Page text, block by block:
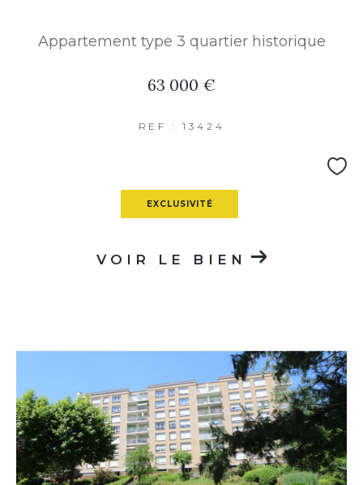
Appartement type 3 quartier historique
63 000 €
REF : 13424
EXCLUSIVITÉ
VOIR LE BIEN